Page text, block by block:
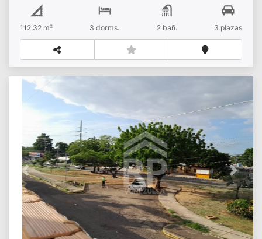
Garage con capacidad para 3 vehículos*. Porche y
Jardinería*. Techo de asbesto con cielo raso*.
Ventanas de hierro*. Puertas de madera*. Pisos de
cerámicaCONTACTANOS!!!
112,32 m² 3dorms. 2 bañ. 3 plazas
Previous Next